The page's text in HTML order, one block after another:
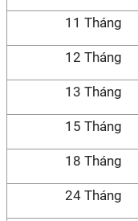
11 Tháng
12 Tháng
13 Tháng
15 Tháng
18 Tháng
24 Tháng